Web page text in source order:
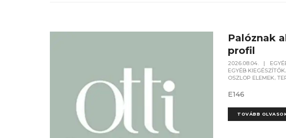
Palóznak
profil
2026.08.04. |
EGYÉB KIEGÉSZÍTŐK
OSZLOP ELEMEK ,
E146
TOVÁBB